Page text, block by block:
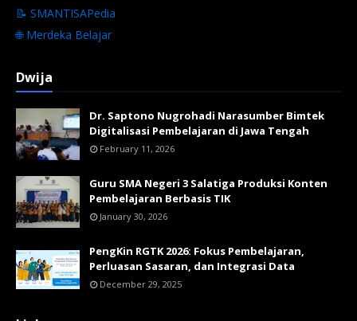
📝 SMANTISAPedia
🌐 Merdeka Belajar
Dwija
Dr. Saptono Nugrohadi Narasumber Bimtek
Digitalisasi Pembelajaran di Jawa Tengah
February 11, 2026
Guru SMA Negeri 3 Salatiga Produksi Konten
Pembelajaran Berbasis TIK
January 30, 2026
PengKin RGTK 2026: Fokus Pembelajaran,
Perluasan Sasaran, dan Integrasi Data
December 29, 2025